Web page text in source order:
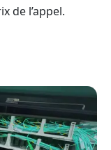
de l’appel.